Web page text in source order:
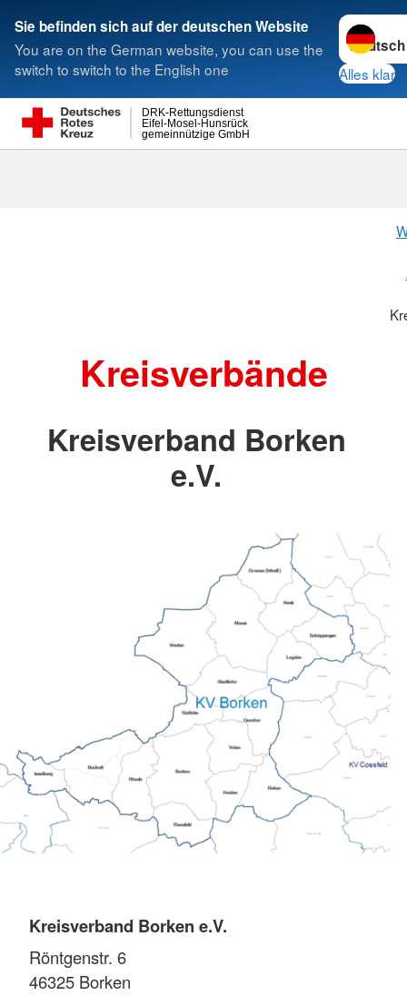
Sie befinden sich auf der deutschen Website
You are on the German website, you can use the
switch to switch to the English one
Sprache
Alles klar
gemeinnützige GmbH
Eifel-Mosel-Hunsrück
DRK-Rettungsdienst
Suche
Kreisverbände
Kreisverband Borken
e.V.
Kreisverband Borken e.V.
Röntgenstr. 6
46325 Borken